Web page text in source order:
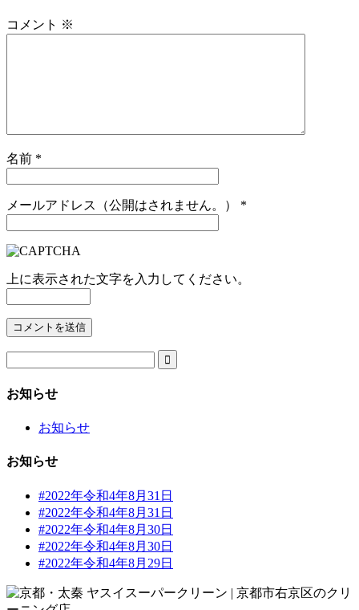
コメント ※
名前 *
メールアドレス（公開はされません。） *
上に表示された文字を入力してください。

お知らせ
お知らせ
お知らせ
#2022年令和4年8月31日
#2022年令和4年8月31日
#2022年令和4年8月30日
#2022年令和4年8月30日
#2022年令和4年8月29日